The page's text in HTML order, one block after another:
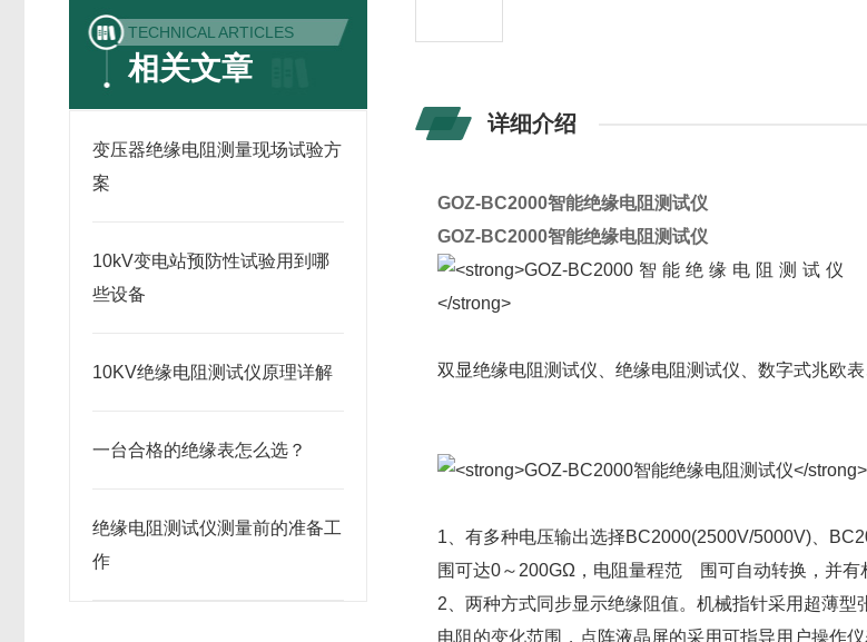
TECHNICAL ARTICLES
相关文章
变压器绝缘电阻测量现场试验方
案
10kV变电站预防性试验用到哪
些设备
10KV绝缘电阻测试仪原理详解
一台合格的绝缘表怎么选？
绝缘电阻测试仪测量前的准备工
作
详细介绍
GOZ-BC2000智能绝缘电阻测试仪
GOZ-BC2000智能绝缘电阻测试仪
双显绝缘电阻测试仪、绝缘电阻测试仪、数字式兆欧
1、有多种电压输出选择BC2000(2500V/5000V)、
围可达0～200GΩ，电阻量程范 围可自动转换，并有
2、两种方式同步显示绝缘阻值。机械指针采用超薄
电阻的变化范围，点阵液晶屏的采用可指导用户操作